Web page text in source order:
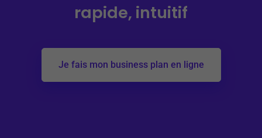
rapide, intuitif
Je fais mon business plan en ligne